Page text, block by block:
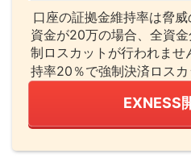
口座の証拠金維持率は脅
資金が20万の場合、全資
制ロスカットが行われま
持率20％で強制決済ロス
EXNESS